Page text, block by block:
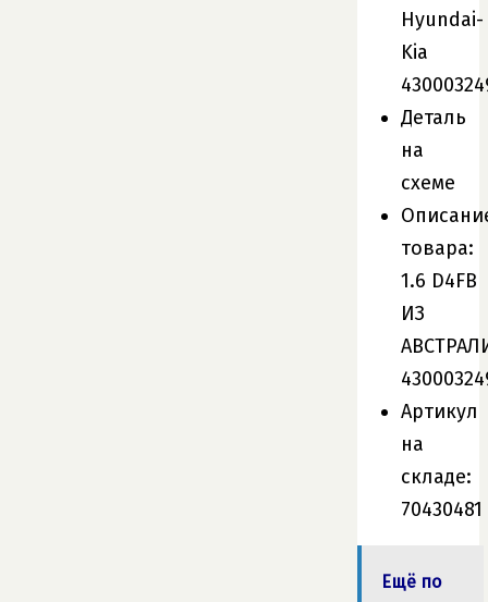
Hyundai-
Kia
Деталь
на
схеме
товара:
1.6 D4FB
ИЗ
Артикул
на
складе:
70430481
Ещё по